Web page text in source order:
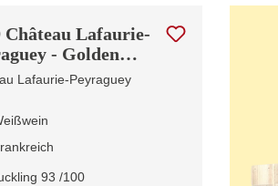
Château Lafaurie-
- Golden
| 0,375l
Lafaurie-Peyraguey
93 /100